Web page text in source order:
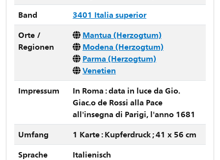
Band
3401 Italia superior
Orte /
Regionen
Mantua (Herzogtum)
Modena (Herzogtum)
Parma (Herzogtum)
Venetien
Impressum
In Roma : data in luce da Gio.
Giac.o de Rossi alla Pace
all'insegna di Parigi, l'anno 1681
Umfang
1 Karte : Kupferdruck ; 41 x 56 cm
Sprache
Italienisch